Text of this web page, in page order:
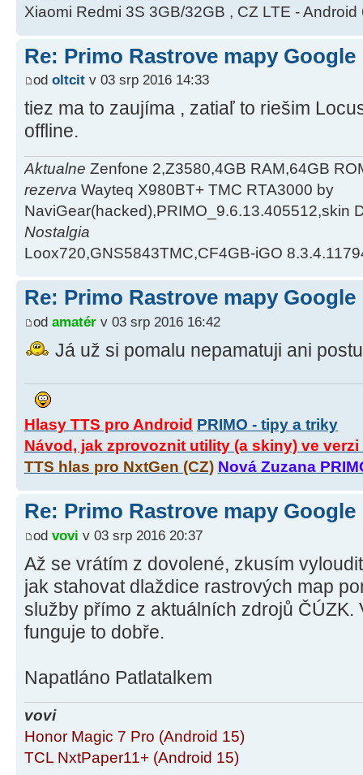
Xiaomi Redmi 3S 3GB/32GB , CZ LTE - Android
Re: Primo Rastrove mapy Google
od oltcit v 03 srp 2016 14:33
tiez ma to zaujíma , zatiaľ to riešim
offline.
Aktualne Zenfone 2,Z3580,4GB RAM,64GB
rezerva Wayteq X980BT+ TMC RTA3000 by
NaviGear(hacked),PRIMO_9.6.13.405512,skin
Nostalgia
Loox720,GNS5843TMC,CF4GB-iGO
Re: Primo Rastrove mapy Google
od amatér v 03 srp 2016 16:42
Já už si pomalu nepamatuji ani
Hlasy TTS pro Android PRIMO - tipy a triky
Návod, jak zprovoznit utility (a skiny) ve
TTS hlas pro NxtGen (CZ) Nová Zuzana
Re: Primo Rastrove mapy Google
od vovi v 03 srp 2016 20:37
Až se vrátím z dovolené, zkusím
jak stahovat dlaždice rastrových map
služby přímo z aktuálních zdrojů ČÚZK.
funguje to dobře.
Napatláno Patlatalkem
vovi
Honor Magic 7 Pro (Android 15)
TCL NxtPaper11+ (Android 15)